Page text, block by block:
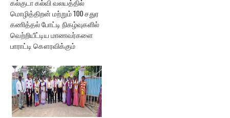
கல்குடா கல்வி வலயத்தில்
மொழித்திறன் மற்றும் 100 சதுர
கணித்தல் போட்டி நிகழ்வுகளில்
வெற்றியீட்டிய மாணவர்களை
பாராட்டி கௌரவிக்கும்